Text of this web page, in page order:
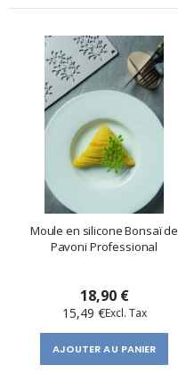
Moule en silicone Bonsaï de
Pavoni Professional
18,90 €
15,49 €
AJOUTER AU PANIER